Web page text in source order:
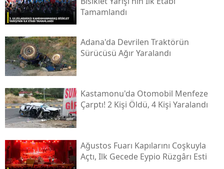
Tamamlandı
Adana'da Devrilen Traktörün
Sürücüsü Ağır Yaralandı
Kastamonu'da Otomobil Menfeze
Çarptı! 2 Kişi Öldü, 4 Kişi Yaralandı
Ağustos Fuarı Kapılarını Coşkuyla
Açtı, Ilk Gecede Eypio Rüzgârı Esti